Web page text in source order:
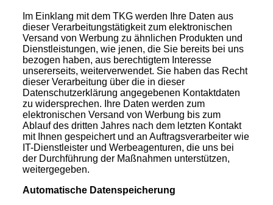
Im Einklang mit dem TKG werden Ihre Daten aus
dieser Verarbeitungstätigkeit zum elektronischen
Versand von Werbung zu ähnlichen Produkten und
Dienstleistungen, wie jenen, die Sie bereits bei uns
bezogen haben, aus berechtigtem Interesse
unsererseits, weiterverwendet. Sie haben das Recht
dieser Verarbeitung über die in dieser
Datenschutzerklärung angegebenen Kontaktdaten
zu widersprechen. Ihre Daten werden zum
elektronischen Versand von Werbung bis zum
Ablauf des dritten Jahres nach dem letzten Kontakt
mit Ihnen gespeichert und an Auftragsverarbeiter wie
IT-Dienstleister und Werbeagenturen, die uns bei
der Durchführung der Maßnahmen unterstützen,
weitergegeben.
Automatische Datenspeicherung